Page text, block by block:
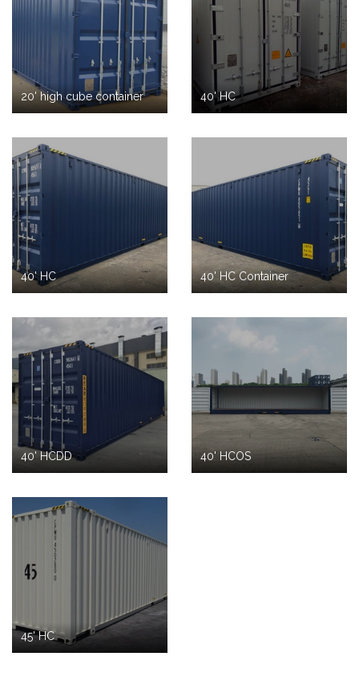
20' high cube container 40' HC
40' HC 40' HC Container
40' HCDD 40' HCOS
45' HC